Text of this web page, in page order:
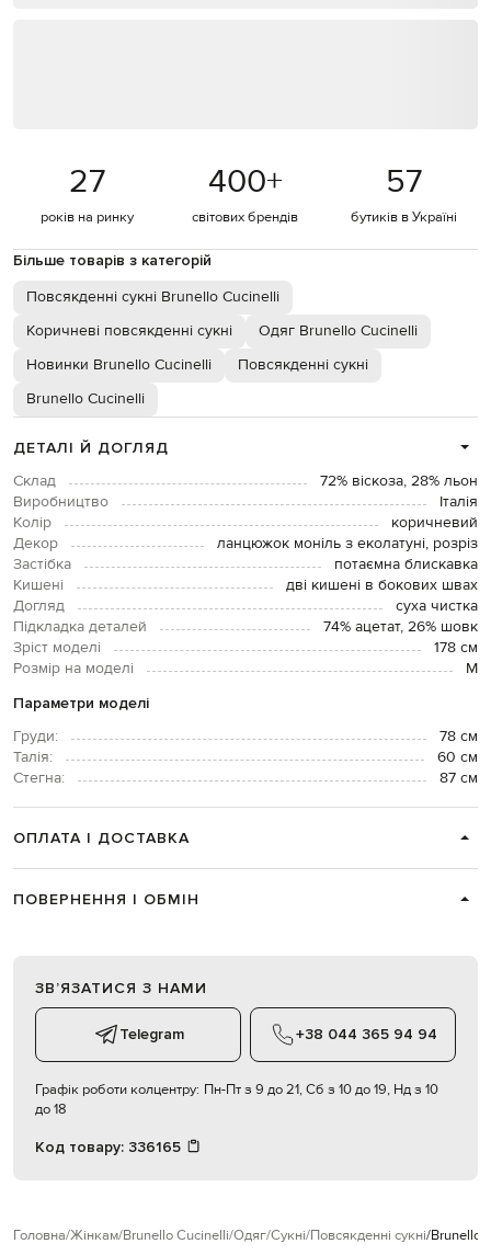
27
років на ринку
400+
світових брендів
57
бутиків в Україні
Більше товарів з категорій
Повсякденні сукні Brunello Cucinelli
Коричневі повсякденні сукні
Одяг Brunello Cucinelli
Новинки Brunello Cucinelli
Повсякденні сукні
Brunello Cucinelli
ДЕТАЛІ Й ДОГЛЯД
Склад
72% віскоза, 28% льон
Виробництво
Італія
Колір
коричневий
Декор
ланцюжок моніль з еколатуні, розріз
Застібка
потаємна блискавка
Кишені
дві кишені в бокових швах
Догляд
суха чистка
Підкладка деталей
74% ацетат, 26% шовк
Зріст моделі
178 см
Розмір на моделі
М
Параметри моделі
Груди:
78 см
Талія:
60 см
Стегна:
87 см
ОПЛАТА І ДОСТАВКА
ПОВЕРНЕННЯ І ОБМІН
ЗВʼЯЗАТИСЯ З НАМИ
Telegram +38 044 365 94 94
Графік роботи колцентру: Пн-Пт з 9 до 21, Сб з 10 до 19, Нд з 10
до 18
Код товару: 336165
Головна Жінкам Brunello Cucinelli Одяг Сукні Повсякденні сукні Brunello